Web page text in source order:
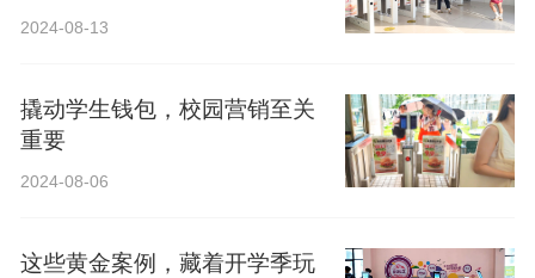
2024-08-13
撬动学生钱包，校园营销至关
重要
2024-08-06
这些黄金案例，藏着开学季玩